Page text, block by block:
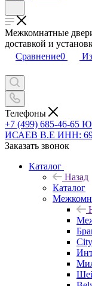
Межкомнатные
доставкой и
Сравнение0
Телефоны
+7 (499) 685-46-65
ИСАЕВ В.Е ИНН:
Заказать звонок
Каталог
Назад
Каталог